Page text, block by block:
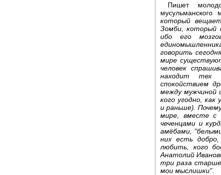
Пишет
который
Зомби, который
ибо его
говорить
мире
человек
находит тех
спокойствием
между мужчиной
кого угодно, как
и раньше).
мире, вместе с
чеченцами и
амёбами,
них есть
любить, кого
Анатолий
три раза
мои мыслишки".